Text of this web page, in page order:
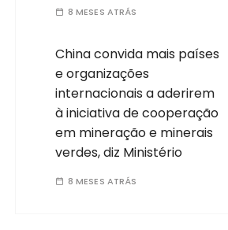
8 MESES ATRÁS
China convida mais países
e organizações
internacionais a aderirem
à iniciativa de cooperação
em mineração e minerais
verdes, diz Ministério
8 MESES ATRÁS